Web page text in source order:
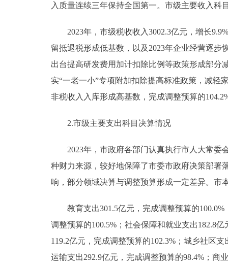
入质量连续三年保持全国第一。市级主要收入科
2023年，市级税收收入3002.3亿元，增长9.9%
留抵退税形成低基数，以及2023年企业经营逐步
出台提高研发费用加计扣除比例等政策形成部分
实“一老一小”专项附加扣除提高标准政策，减轻
非税收入入库形成高基数，完成调整预算的
2.市级主要支出科目决算情况
2023年，市政府各部门认真执行市人大常委
种财力来源，较好地保障了市委市政府决策部署
响，部分领域决算与调整预算形成一定差异。市
教育支出301.5亿元，完成调整预算的100.0%
调整预算的100.5%；社会保障和就业支出182.8
119.2亿元，完成调整预算的102.3%；城乡社区
运输支出292.9亿元，完成调整预算的98.4%；商